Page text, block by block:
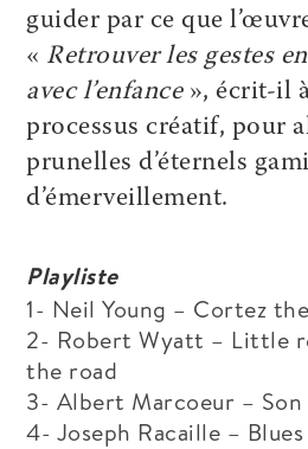
guider par ce que
« Retrouver les gestes
avec l’enfance», écrit-il
processus créatif, pour
prunelles d’éternels
d’émerveillement.
Playliste
1- Neil Young – Cortez
2- Robert Wyatt – Little
the road
3- Albert Marcoeur – Son
4- Joseph Racaille –